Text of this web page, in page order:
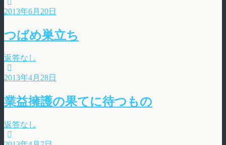
2013年6月20日
つばめ巣立ち
返答なし
2013年4月28日
業益擁護の果てに待つもの
返答なし